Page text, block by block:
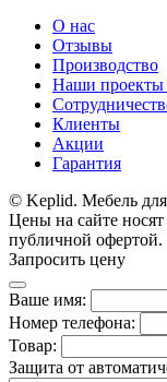
О нас
Отзывы
Производство
Наши проекты
Клиенты
Акции
Гарантия
© Keplid. Мебель для
Цены на сайте
публичной офертой.
Запросить цену
Ваше имя:
Номер телефона:
Товар:
Защита от